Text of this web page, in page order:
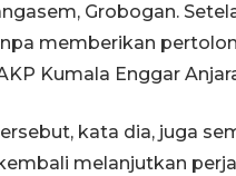
Grobogan.
memberikan
Kumala Enggar
kata dia, juga
melanjutkan